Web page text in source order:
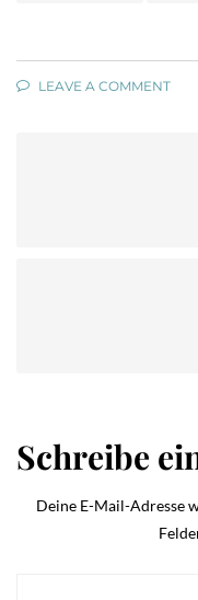
LEAVE A COMMENT
Schreibe
Deine E-Mail-Adresse